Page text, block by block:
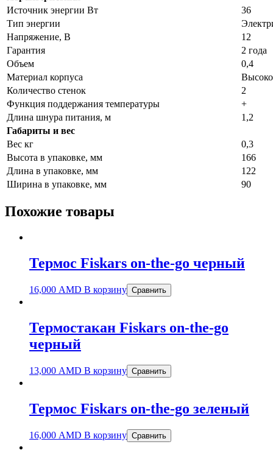
Источник энергии Вт
36
Тип энергии
Напряжение, В
12
Гарантия
2 года
Объем
0,4
Материал корпуса
Количество стенок
2
Функция поддержания температуры
+
Длина шнура питания, м
1,2
Габариты и вес
Вес кг
0,3
Высота в упаковке, мм
166
Длина в упаковке, мм
122
Ширина в упаковке, мм
90
Похожие товары
Термос Fiskars on-the-go черный
16,000 AMD В корзину Сравнить
Термостакан Fiskars on-the-go
черный
13,000 AMD В корзину Сравнить
Термос Fiskars on-the-go зеленый
16,000 AMD В корзину Сравнить